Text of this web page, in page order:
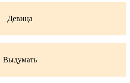
Девица
Выдумать